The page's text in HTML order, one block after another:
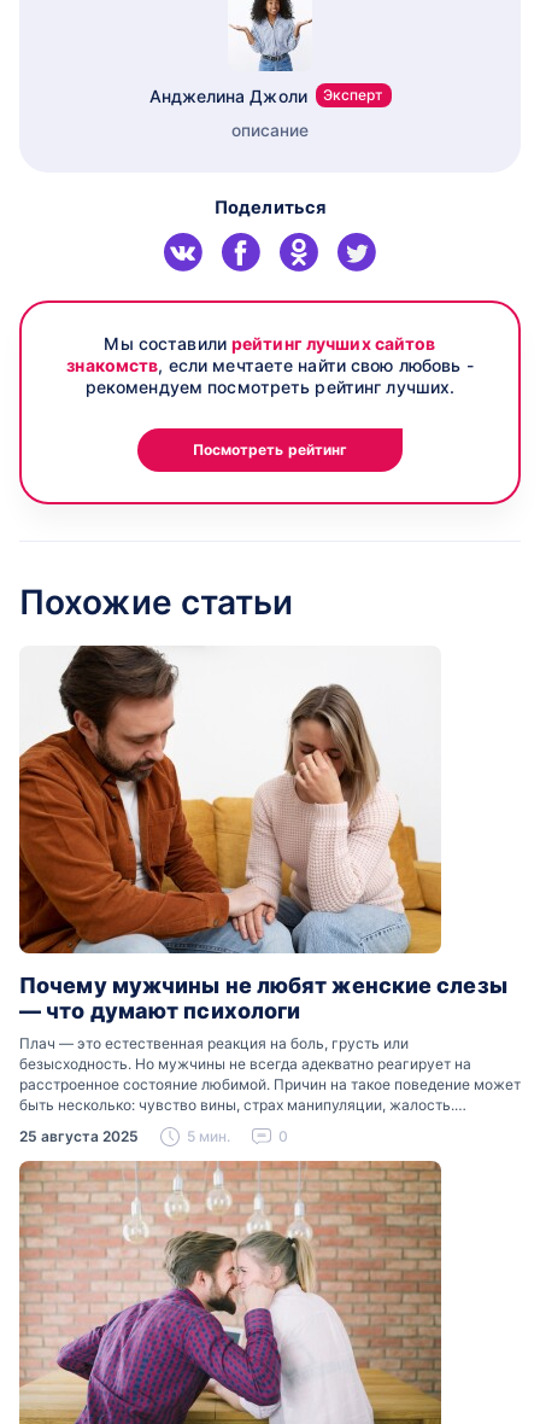
Анджелина Джоли Эксперт
описание
Поделиться
Мы составилирейтинг лучших сайтов
знакомств, если мечтаете найти свою любовь -
рекомендуем посмотреть рейтинг лучших.
Посмотреть рейтинг
Похожие статьи
Почему мужчины не любят женские слезы
— что думают психологи
Плач — это естественная реакция на боль, грусть или
безысходность. Но мужчины не всегда адекватно реагирует на
расстроенное состояние любимой. Причин на такое поведение может
быть несколько: чувство вины, страх манипуляции, жалость.
Разобраться, почему мужчины боятся женских слез, помогут советы
психологов…
25 августа 2025 5 мин. 0